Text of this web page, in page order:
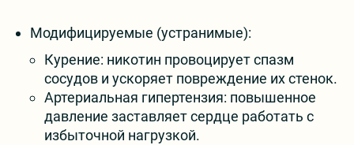
Модифицируемые (устранимые):
Курение: никотин провоцирует спазм
сосудов и ускоряет повреждение их стенок.
Артериальная гипертензия: повышенное
давление заставляет сердце работать с
избыточной нагрузкой.